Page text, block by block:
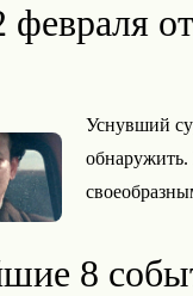
февраля
Уснувший
обнаружить.
8